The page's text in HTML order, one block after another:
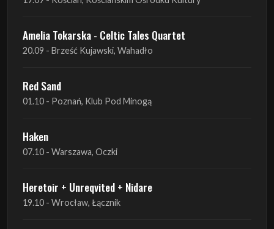
Amelia Tokarska - Celtic Tales Quartet
20.09 - Brześć Kujawski, Wahadło
Red Sand
01.10 - Poznań, Klub Pod Minogą
Haken
07.10 - Warszawa, Oczki
Heretoir + Unreqvited + Nidare
19.10 - Wrocław, Łącznik